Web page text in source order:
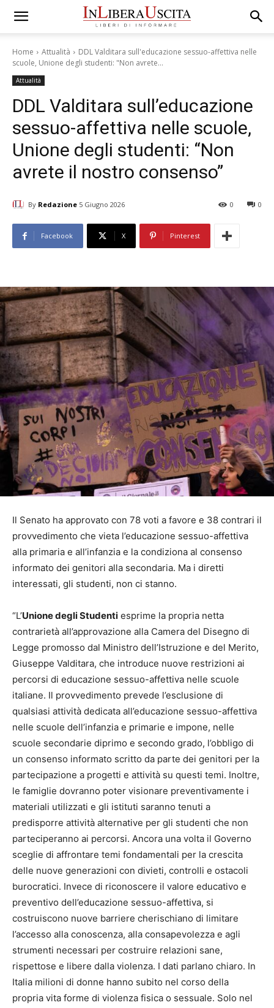
Home Attualità
DDL Valditara sull'educazione sessuo-affettiva nelle
scuole, Unione degli studenti: "Non avrete...
Attualità
DDL Valditara sull’educazione
sessuo-affettiva nelle scuole,
Unione degli studenti: “Non
avrete il nostro consenso”
By Redazione 5 Giugno 2026 0
0
Facebook X Pinterest
Il Senato ha approvato con 78 voti a favore e 38 contrari il
provvedimento che vieta l’educazione sessuo-affettiva
alla primaria e all’infanzia e la condiziona al consenso
informato dei genitori alla secondaria. Ma i diretti
interessati, gli studenti, non ci stanno.
“L’Unione degli Studenti esprime la propria netta
contrarietà all’approvazione alla Camera del Disegno di
Legge promosso dal Ministro dell’Istruzione e del Merito,
Giuseppe Valditara, che introduce nuove restrizioni ai
percorsi di educazione sessuo-affettiva nelle scuole
italiane. Il provvedimento prevede l’esclusione di
qualsiasi attività dedicata all’educazione sessuo-affettiva
nelle scuole dell’infanzia e primarie e impone, nelle
scuole secondarie diprimo e secondo grado, l’obbligo di
un consenso informato scritto da parte dei genitori per la
partecipazione a progetti e attività su questi temi. Inoltre,
le famiglie dovranno poter visionare preventivamente i
materiali utilizzati e gli istituti saranno tenuti a
predisporre attività alternative per gli studenti che non
parteciperanno ai percorsi. Ancora una volta il Governo
sceglie di affrontare temi fondamentali per la crescita
delle nuove generazioni con divieti, controlli e ostacoli
burocratici. Invece di riconoscere il valore educativo e
preventivo dell’educazione sessuo-affettiva, si
costruiscono nuove barriere cherischiano di limitare
l’accesso alla conoscenza, alla consapevolezza e agli
strumenti necessari per costruire relazioni sane,
rispettose e libere dalla violenza. I dati parlano chiaro. In
Italia milioni di donne hanno subito nel corso della
propria vita forme di violenza fisica o sessuale. Solo nel